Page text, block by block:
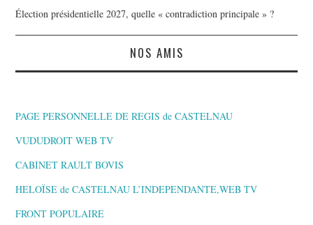
Élection présidentielle 2027, quelle « contradiction principale » ?
NOS AMIS
PAGE PERSONNELLE DE REGIS de CASTELNAU
VUDUDROIT WEB TV
CABINET RAULT BOVIS
HELOÏSE de CASTELNAU L’INDEPENDANTE,WEB TV
FRONT POPULAIRE